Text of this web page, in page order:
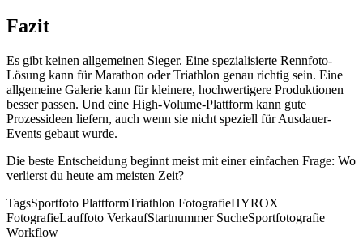
Fazit
Es gibt keinen allgemeinen Sieger. Eine spezialisierte Rennfoto-
Lösung kann für Marathon oder Triathlon genau richtig sein. Eine
allgemeine Galerie kann für kleinere, hochwertigere Produktionen
besser passen. Und eine High-Volume-Plattform kann gute
Prozessideen liefern, auch wenn sie nicht speziell für Ausdauer-
Events gebaut wurde.
Die beste Entscheidung beginnt meist mit einer einfachen Frage: Wo
verlierst du heute am meisten Zeit?
TagsSportfoto PlattformTriathlon FotografieHYROX
FotografieLauffoto VerkaufStartnummer SucheSportfotografie
Workflow